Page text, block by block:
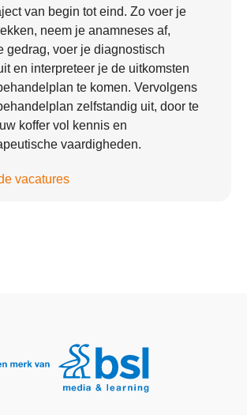
van begin tot eind. Zo voer je
neem je anamneses af,
gedrag, voer je diagnostisch
en interpreteer je de uitkomsten
te komen. Vervolgens
zelfstandig uit, door te
koffer vol kennis en
vaardigheden.
vacatures